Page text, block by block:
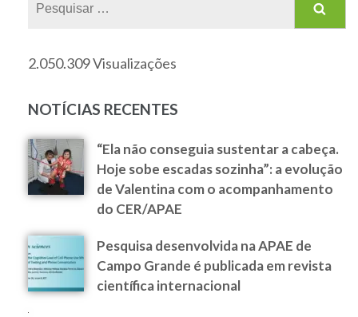
2.050.309 Visualizações
NOTÍCIAS RECENTES
“Ela não conseguia sustentar a cabeça.
Hoje sobe escadas sozinha”: a evolução
de Valentina com o acompanhamento
do CER/APAE
Pesquisa desenvolvida na APAE de
Campo Grande é publicada em revista
científica internacional